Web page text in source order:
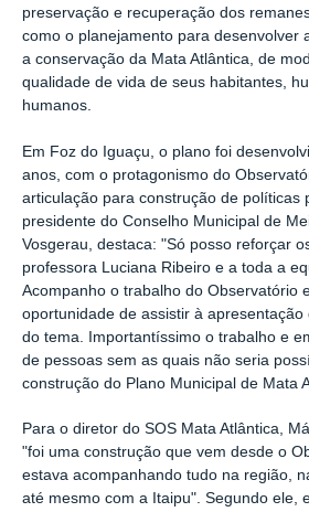
preservação e recuperação dos
como o planejamento para desenvolver
a conservação da Mata Atlântica, de
qualidade de vida de seus habitantes,
humanos.
Em Foz do Iguaçu, o plano foi
anos, com o protagonismo do
articulação para construção de políticas
presidente do Conselho Municipal de
Vosgerau, destaca: "Só posso reforçar
professora Luciana Ribeiro e a toda a
Acompanho o trabalho do Observatório
oportunidade de assistir à
do tema. Importantíssimo o trabalho e
de pessoas sem as quais não seria
construção do Plano Municipal de Mata
Para o diretor do SOS Mata Atlântica,
"foi uma construção que vem desde o
estava acompanhando tudo na região,
até mesmo com a Itaipu". Segundo ele,